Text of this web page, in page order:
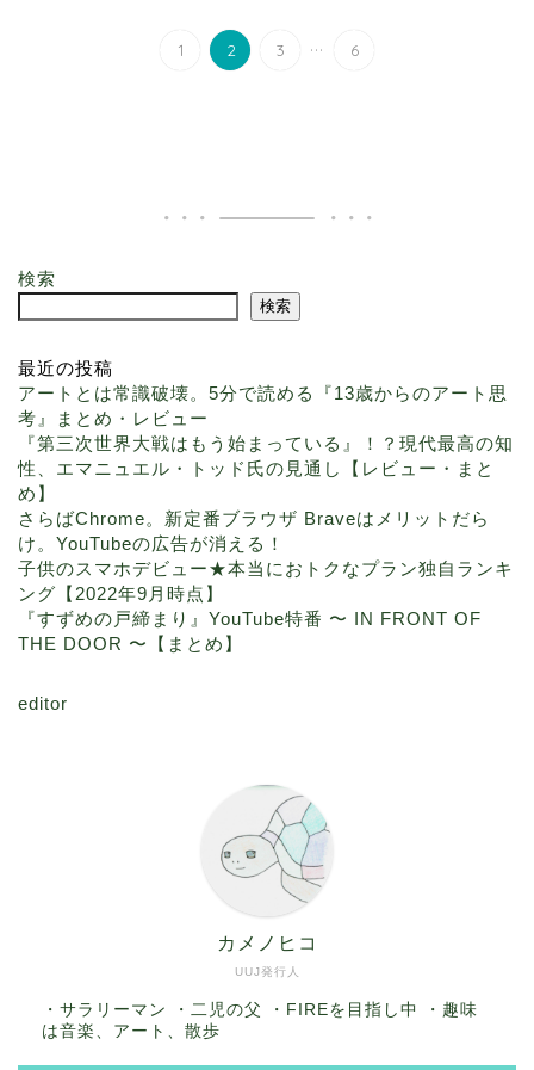
1 2 3 ... 6
検索
検索
最近の投稿
アートとは常識破壊。5分で読める『13歳からのアート思
考』まとめ・レビュー
『第三次世界大戦はもう始まっている』！？現代最高の知
性、エマニュエル・トッド氏の見通し【レビュー・まと
め】
さらばChrome。新定番ブラウザ Braveはメリットだら
け。YouTubeの広告が消える！
子供のスマホデビュー★本当におトクなプラン独自ランキ
ング【2022年9月時点】
『すずめの戸締まり』YouTube特番 〜 IN FRONT OF
THE DOOR 〜【まとめ】
editor
UUJ発行人
カメノヒコ
・サラリーマン ・二児の父 ・FIREを目指し中 ・趣味
は音楽、アート、散歩